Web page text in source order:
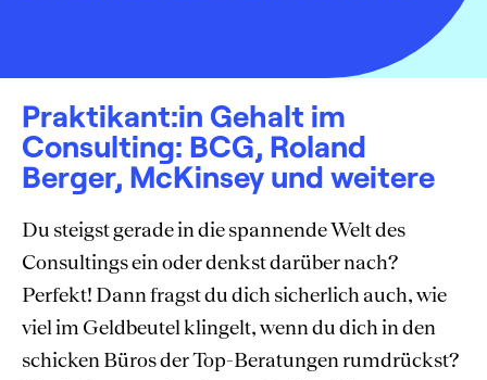
Praktikant:in Gehalt im
Consulting: BCG, Roland
Berger, McKinsey und weitere
Du steigst gerade in die spannende Welt des
Consultings ein oder denkst darüber nach?
Perfekt! Dann fragst du dich sicherlich auch, wie
viel im Geldbeutel klingelt, wenn du dich in den
schicken Büros der Top-Beratungen rumdrückst?